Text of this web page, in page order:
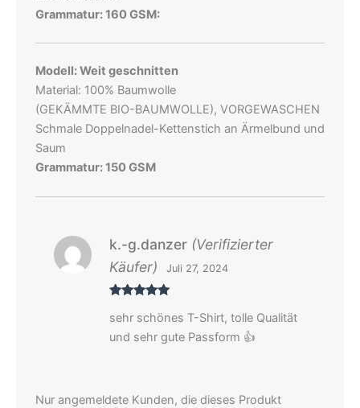
Grammatur: 160 GSM:
Modell: Weit geschnitten
Material: 100% Baumwolle
(GEKÄMMTE BIO-BAUMWOLLE), VORGEWASCHEN
Schmale Doppelnadel-Kettenstich an Ärmelbund und
Saum
Grammatur: 150 GSM
mit5 von 5
k.-g.danzer (Verifizierter
Käufer)
Juli 27, 2024
sehr schönes T-Shirt, tolle Qualität
und sehr gute Passform 👍
Nur angemeldete Kunden, die dieses Produkt